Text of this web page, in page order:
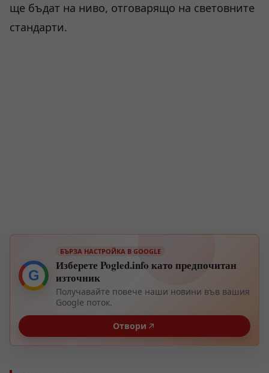
ще бъдат на ниво, отговарящо на световните
стандарти.
G
БЪРЗА НАСТРОЙКА В GOOGLE
Изберете Pogled.info като предпочитан
източник
Получавайте повече наши новини във вашия
Google поток.
Отвори